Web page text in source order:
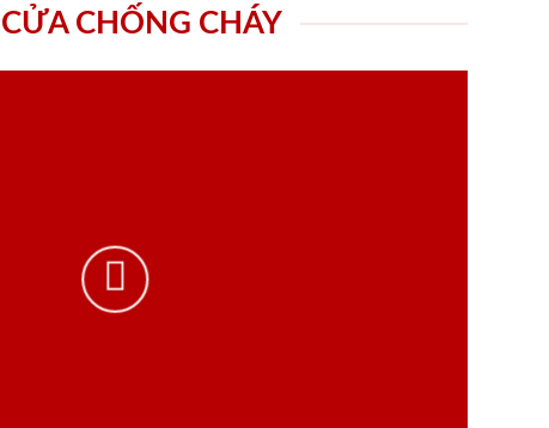
CHỐNG CHÁY